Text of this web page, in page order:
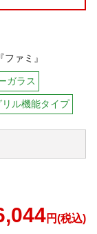
ァミ』
ガラス
リル機能タイプ
円(税込)